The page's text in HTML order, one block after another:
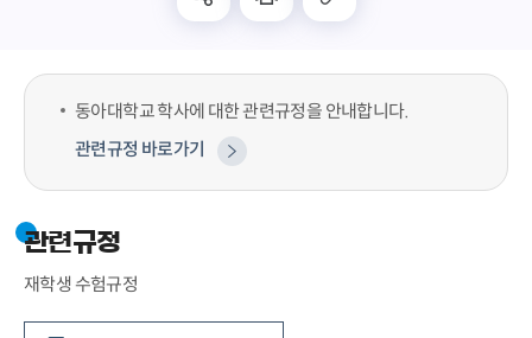
동아대학교 학사에 대한 관련규정을 안내합니다.
관련규정 바로가기
관련규정
재학생 수험규정